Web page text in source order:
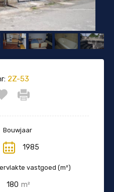
2Z-53
Bouwjaar
1985
vastgoed (m²)
180 m²